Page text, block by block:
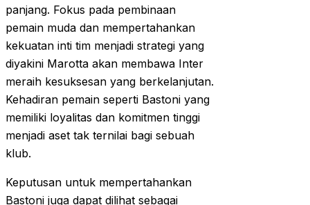
panjang. Fokus pada pembinaan
pemain muda dan mempertahankan
kekuatan inti tim menjadi strategi yang
diyakini Marotta akan membawa Inter
meraih kesuksesan yang berkelanjutan.
Kehadiran pemain seperti Bastoni yang
memiliki loyalitas dan komitmen tinggi
menjadi aset tak ternilai bagi sebuah
klub.
Keputusan untuk mempertahankan
Bastoni juga dapat dilihat sebagai